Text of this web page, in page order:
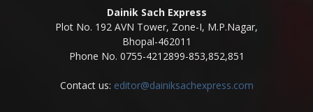
Dainik Sach Express
Plot No. 192 AVN Tower, Zone-I, M.P.Nagar,
Bhopal-462011
Phone No. 0755-4212899-853,852,851
Contact us: editor@dainiksachexpress.com